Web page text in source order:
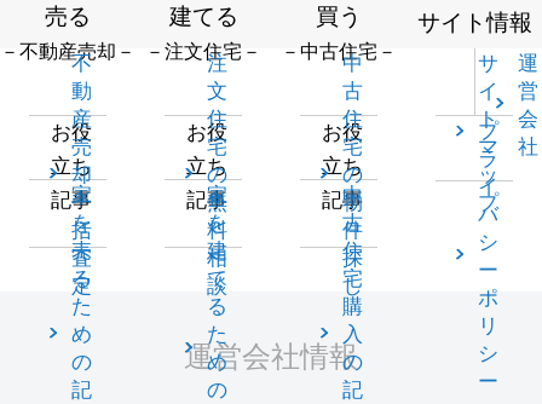
売る
－不動産売却－
不
動
産
売
却
一
括
査
定
お役
立ち
記事
家
を
売
る
た
め
の
記
建てる
－注文住宅－
注
文
住
宅
の
無
料
相
談
お役
立ち
記事
家
を
建
て
る
た
め
の
買う
－中古住宅－
中
古
住
宅
の
物
件
探
し
お役
立ち
記事
中
古
住
宅
購
入
の
記
サイト情報
サ
イ
ト
マ
ッ
プ
運
営
会
社
プ
ラ
イ
バ
シ
ー
ポ
リ
シ
ー
運営会社情報